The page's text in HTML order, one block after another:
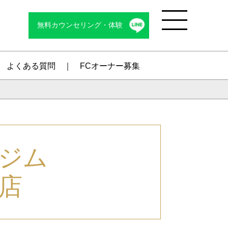
無料カウンセリング・体験
よくある質問 FCオーナー募集
ム